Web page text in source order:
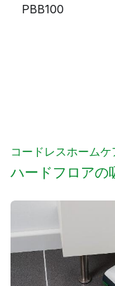
PBB100
コードレスホーム
ハードフロアの